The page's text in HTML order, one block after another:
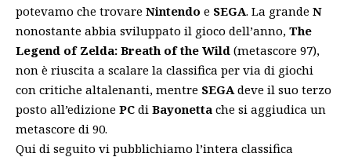
potevamo che trovare Nintendo e SEGA. La grande N
nonostante abbia sviluppato il gioco dell’anno, The
Legend of Zelda: Breath of the Wild (metascore 97),
non è riuscita a scalare la classifica per via di giochi
con critiche altalenanti, mentre SEGA deve il suo terzo
posto all’edizione PC di Bayonetta che si aggiudica un
metascore di 90.
Qui di seguito vi pubblichiamo l’intera classifica